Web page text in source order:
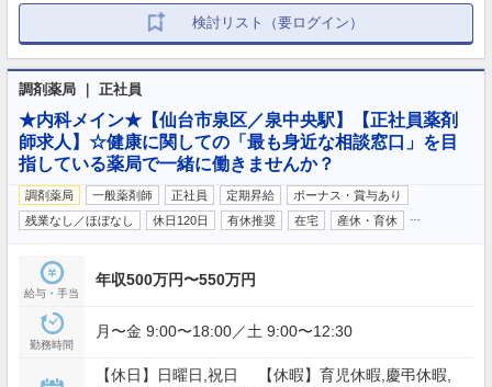
検討リスト（要ログイン）
調剤薬局 ｜ 正社員
★内科メイン★【仙台市泉区／泉中央駅】【正社員薬剤
師求人】☆健康に関しての「最も身近な相談窓口」を目
指している薬局で一緒に働きませんか？
調剤薬局 一般薬剤師 正社員 定期昇給
ボーナス・賞与あり
残業なし／ほぼなし
休日120日 有休推奨 在宅 産休・育休
給与・手当
年収500万円〜550万円
勤務時間
月〜金 9:00〜18:00／土 9:00〜12:30
【休日】日曜日,祝日 【休暇】育児休暇,慶弔休暇,